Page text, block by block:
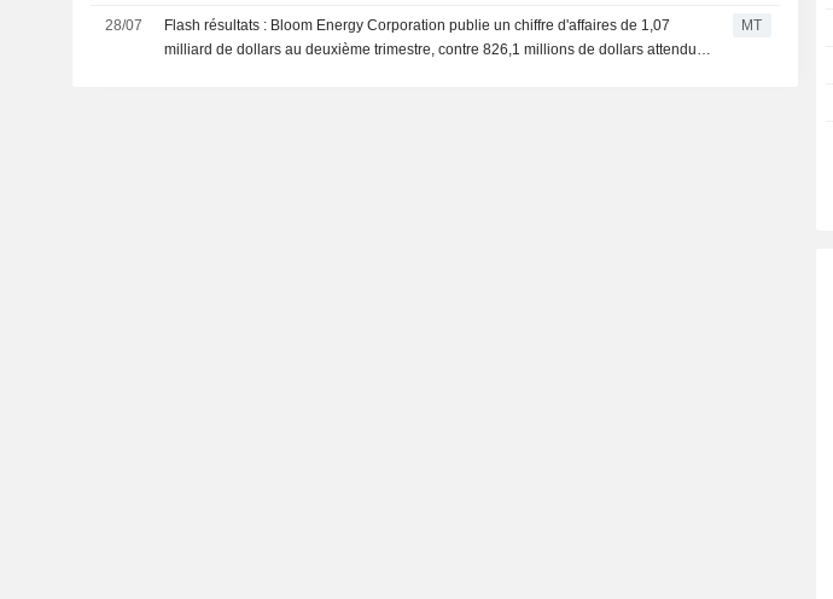
28/07
Flash résultats : Bloom Energy Corporation publie un chiffre d'affaires de 1,07
milliard de dollars au deuxième trimestre, contre 826,1 millions de dollars attendus
MT